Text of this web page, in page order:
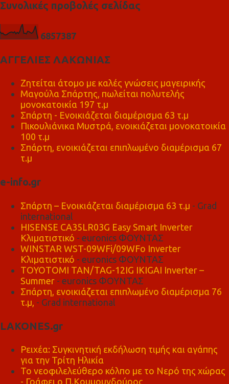
Συνολικές προβολές σελίδας
6857387
ΑΓΓΕΛΙΕΣ ΛΑΚΩΝΙΑΣ
Ζητείται άτομο με καλές γνώσεις μαγειρικής
Μαγούλα Σπάρτης, πωλείται πολυτελής
μονοκατοικία 197 τ.μ
Σπάρτη - Ενοικιάζεται διαμέρισμα 63 τ.μ
Πικουλιάνικα Μυστρά, ενοικιάζεται μονοκατοικία
100 τ.μ
Σπάρτη, ενοικιάζεται επιπλωμένο διαμέρισμα 67
τ.μ
e-info.gr
Σπάρτη – Ενοικιάζεται διαμέρισμα 63 τ.μ - Grad
international
HISENSE CA35LR03G Easy Smart Inverter
Κλιματιστικό - euronics ΦΟΥΝΤΑΣ
WINSTAR WST-09WFi/09WFo Inverter
Κλιματιστικό - euronics ΦΟΥΝΤΑΣ
TOYOTOMI TAN/TAG-12IG IKIGAI Inverter –
Summer - euronics ΦΟΥΝΤΑΣ
Σπάρτη, ενοικιάζεται επιπλωμένο διαμέρισμα 76
τ.μ, - Grad international
LAKONES.gr
Ρειχέα: Συγκινητική εκδήλωση τιμής και αγάπης
για την Τρίτη Ηλικία
Το νεοφιλελεύθερο κόλπο με το Νερό της χώρας
- Γράφει ο Π.Κουμουνδούρος